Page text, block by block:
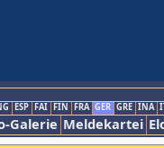
ESP FAI FIN FRA GER GRE INA
Galerie Meldekartei